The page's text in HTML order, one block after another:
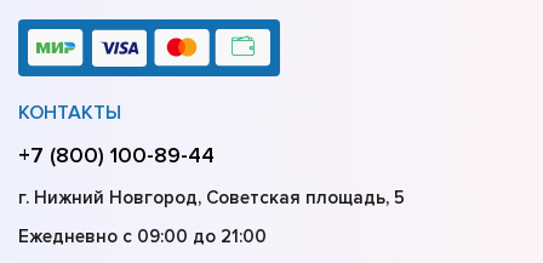
КОНТАКТЫ
+7 (800) 100-89-44
г. Нижний Новгород, Советская площадь, 5
Ежедневно с 09:00 до 21:00